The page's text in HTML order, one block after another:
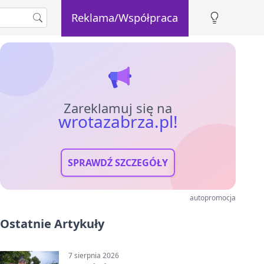
Reklama/Współpraca
Zareklamuj się na
wrotazabrza.pl!
SPRAWDŹ SZCZEGÓŁY
autopromocja
Ostatnie Artykuły
7 sierpnia 2026